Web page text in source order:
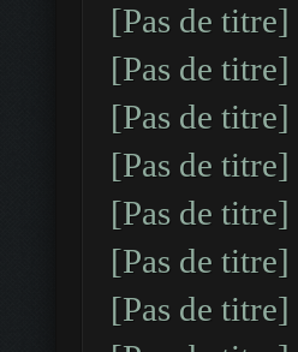
[Pas de titre]
[Pas de titre]
[Pas de titre]
[Pas de titre]
[Pas de titre]
[Pas de titre]
[Pas de titre]